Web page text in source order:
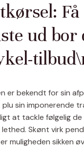
Få
ud
er bekendt for sin
plu sin imponerende
at tackle følgelig
Skønt virk
muligheden sikken